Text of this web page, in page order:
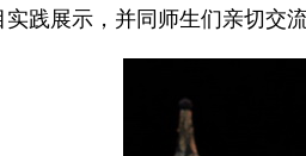
践展示，并同师生们亲切交